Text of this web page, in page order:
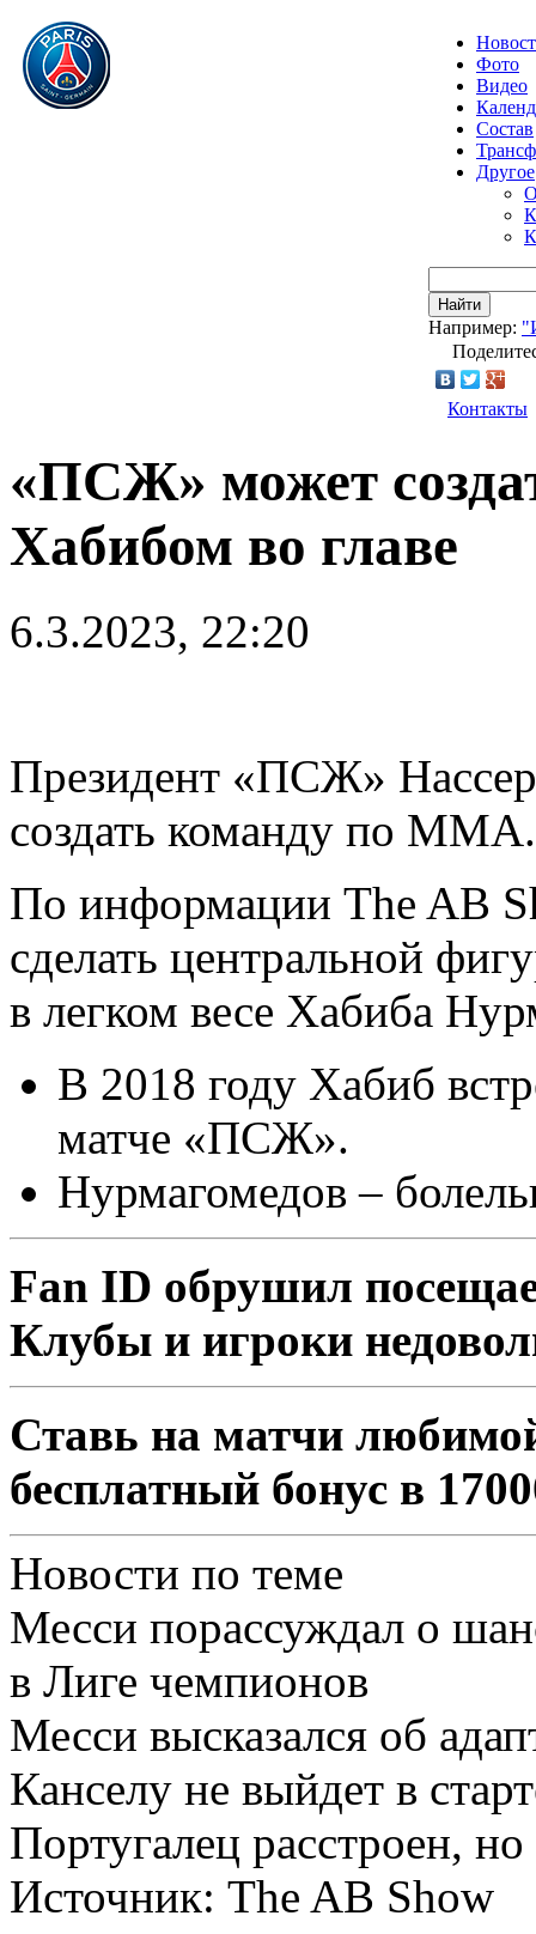
Фото
Видео
Состав
Другое
Найти
Например:
Контакты
«ПСЖ» может
Хабибом во главе
6.3.2023, 22:20
Президент «ПСЖ»
создать команду по ММА.
По информации The AB
сделать центральной
в легком весе Хабиба
В 2018 году Хабиб
матче «ПСЖ».
Нурмагомедов –
Fan ID обрушил
Клубы и игроки
Ставь на матчи
бесплатный бонус в
Новости по теме
Месси порассуждал о
в Лиге чемпионов
Месси высказался об
Канселу не выйдет в
Португалец расстроен,
Источник: The AB Show